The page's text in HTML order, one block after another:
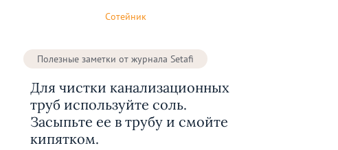
Сотейник
Полезные заметки от журнала Setafi